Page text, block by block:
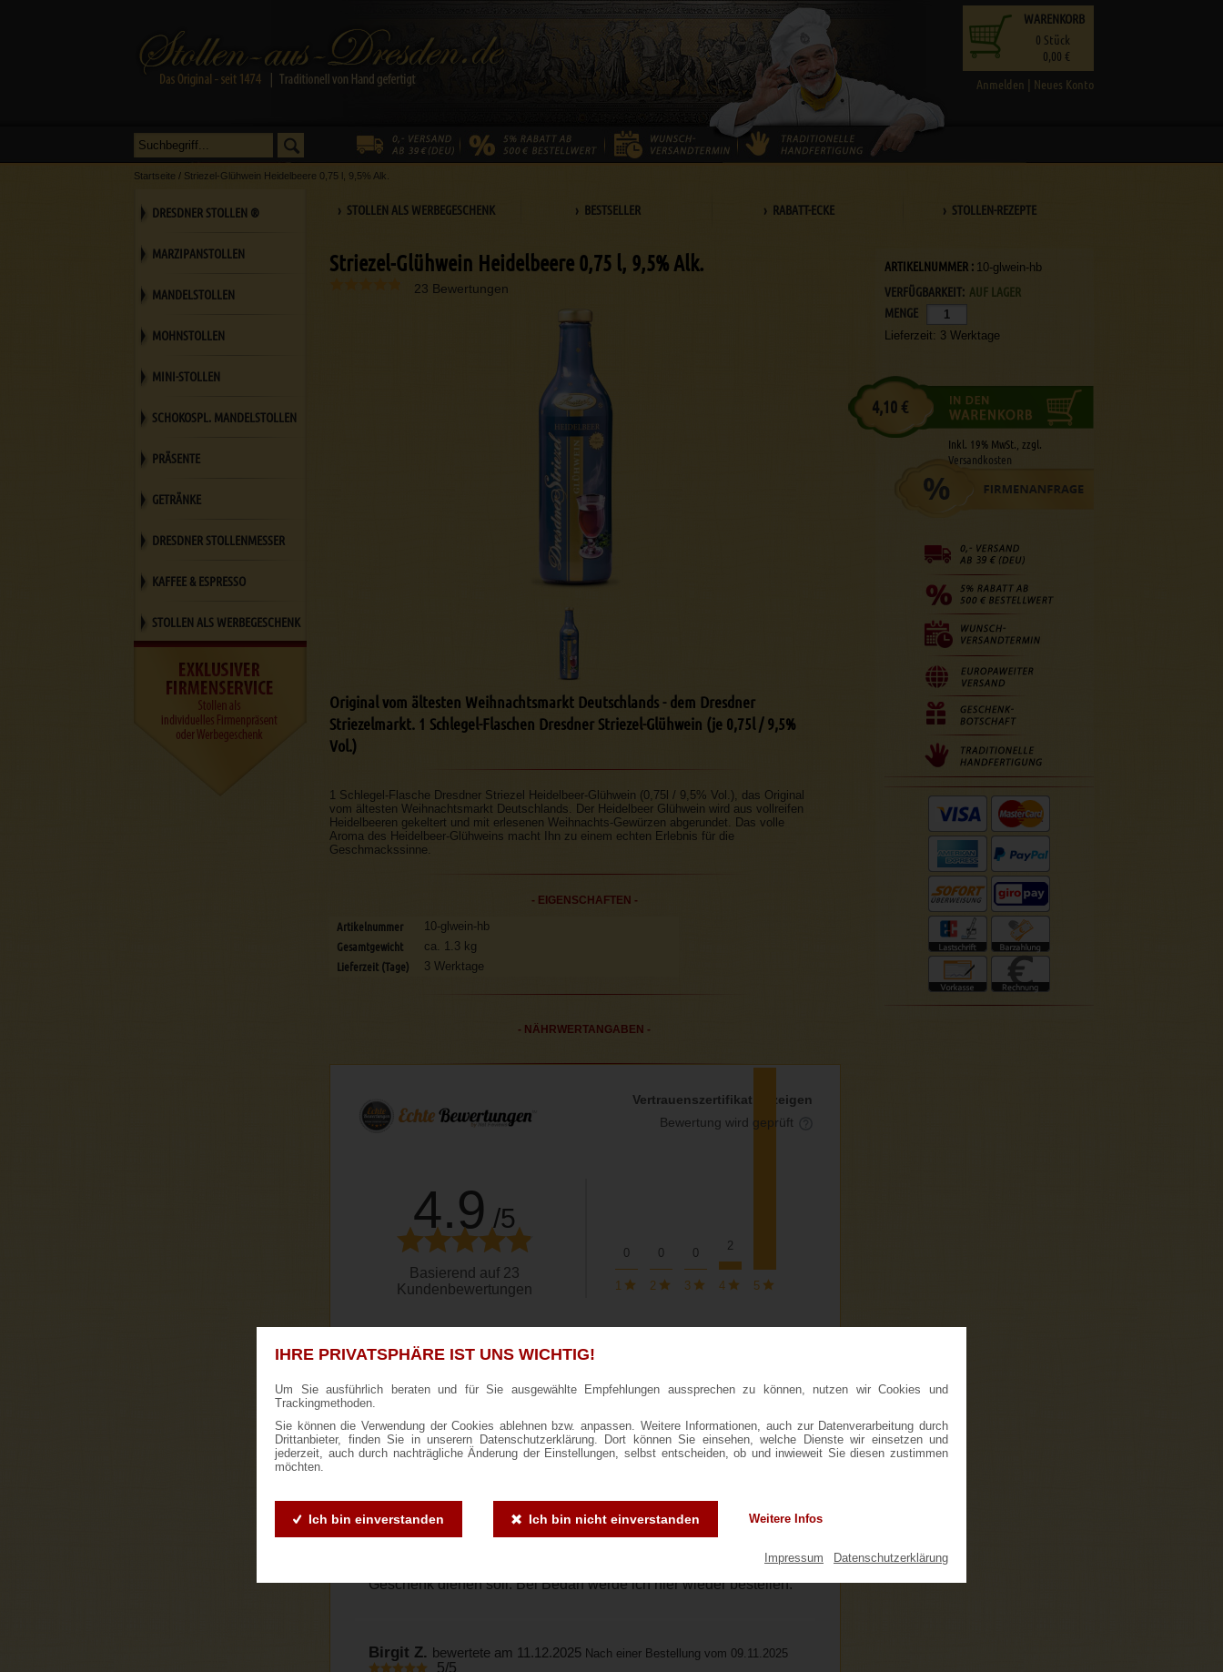
IHRE PRIVATSPHÄRE IST UNS WICHTIG!
Um Sie ausführlich beraten und für Sie ausgewählte Empfehlungen aussprechen zu können, nutzen wir Cookies und
Trackingmethoden.
Sie können die Verwendung der Cookies ablehnen bzw. anpassen. Weitere Informationen, auch zur Datenverarbeitung durch
Drittanbieter, finden Sie in unserern Datenschutzerklärung. Dort können Sie einsehen, welche Dienste wir einsetzen und
jederzeit, auch durch nachträgliche Änderung der Einstellungen, selbst entscheiden, ob und inwieweit Sie diesen zustimmen
möchten.
Ich bin einverstanden Ich bin nicht einverstanden Weitere Infos
Impressum Datenschutzerklärung
Anmelden | Neues Konto
WARENKORB
0 Stück
0,00 €
Startseite / Striezel-Glühwein Heidelbeere 0,75 l, 9,5% Alk.
› STOLLEN ALS WERBEGESCHENK › BESTSELLER › RABATT-ECKE › STOLLEN-REZEPTE
Striezel-Glühwein Heidelbeere 0,75 l, 9,5% Alk.
23 Bewertungen
Original vom ältesten Weihnachtsmarkt Deutschlands - dem Dresdner
Striezelmarkt. 1 Schlegel-Flaschen Dresdner Striezel-Glühwein (je 0,75l / 9,5%
Vol.)
1 Schlegel-Flasche Dresdner Striezel Heidelbeer-Glühwein (0,75l / 9,5% Vol.), das Original
vom ältesten Weihnachtsmarkt Deutschlands. Der Heidelbeer Glühwein wird aus vollreifen
Heidelbeeren gekeltert und mit erlesenen Weihnachts-Gewürzen abgerundet. Das volle
Aroma des Heidelbeer-Glühweins macht Ihn zu einem echten Erlebnis für die
Geschmackssinne.
- EIGENSCHAFTEN -
Artikelnummer 10-glwein-hb
Gesamtgewicht ca. 1.3 kg
Lieferzeit (Tage) 3 Werktage
- NÄHRWERTANGABEN -
Vertrauenszertifikat anzeigen
Bewertung wird geprüft
4.9 /5
Basierend auf 23
Kundenbewertungen
1
0
2
0
3
0
4
2
5
Susanne K.
vom 17.01.2026
5/5
Aufmachung auf den Flaschen gefällt mir sehr gut, das
Preis-/Leistungsverhältnis ist völlig in Ordnung. Ich bin sehr froh,
daß es den Glühwein im Januar noch zu kaufen gibt, da er auch als
Geschenk dienen soll. Bei Bedarf werde ich hier wieder bestellen.
Birgit Z. bewertete am 11.12.2025 Nach einer Bestellung vom 09.11.2025
5/5
ARTIKELNUMMER : 10-glwein-hb
VERFÜGBARKEIT: AUF LAGER
MENGE
Lieferzeit: 3 Werktage
4,10 €
Inkl. 19% MwSt., zzgl.
Versandkosten
DRESDNER STOLLEN ®
MARZIPANSTOLLEN
MANDELSTOLLEN
MOHNSTOLLEN
MINI-STOLLEN
SCHOKOSPL. MANDELSTOLLEN
PRÄSENTE
GETRÄNKE
DRESDNER STOLLENMESSER
KAFFEE & ESPRESSO
STOLLEN ALS WERBEGESCHENK